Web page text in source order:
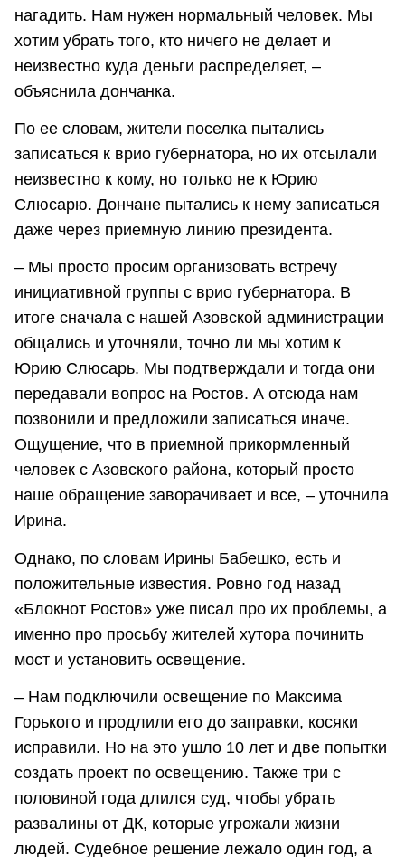
нагадить. Нам нужен нормальный человек. Мы
хотим убрать того, кто ничего не делает и
неизвестно куда деньги распределяет, –
объяснила дончанка.
По ее словам, жители поселка пытались
записаться к врио губернатора, но их отсылали
неизвестно к кому, но только не к Юрию
Слюсарю. Дончане пытались к нему записаться
даже через приемную линию президента.
– Мы просто просим организовать встречу
инициативной группы с врио губернатора. В
итоге сначала с нашей Азовской администрации
общались и уточняли, точно ли мы хотим к
Юрию Слюсарь. Мы подтверждали и тогда они
передавали вопрос на Ростов. А отсюда нам
позвонили и предложили записаться иначе.
Ощущение, что в приемной прикормленный
человек с Азовского района, который просто
наше обращение заворачивает и все, – уточнила
Ирина.
Однако, по словам Ирины Бабешко, есть и
положительные известия. Ровно год назад
«Блокнот Ростов» уже писал про их проблемы, а
именно про просьбу жителей хутора починить
мост и установить освещение.
– Нам подключили освещение по Максима
Горького и продлили его до заправки, косяки
исправили. Но на это ушло 10 лет и две попытки
создать проект по освещению. Также три с
половиной года длился суд, чтобы убрать
развалины от ДК, которые угрожали жизни
людей. Судебное решение лежало один год, а